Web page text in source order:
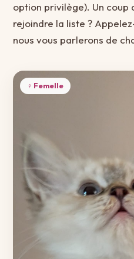
option privilège). Un
rejoindre la liste ?
nous vous parlerons de
♀ Femelle